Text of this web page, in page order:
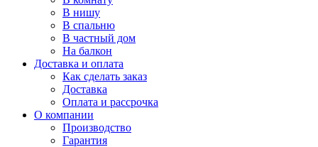
В нишу
В спальню
В частный дом
На балкон
Доставка и оплата
Как сделать заказ
Доставка
Оплата и рассрочка
О компании
Производство
Гарантия